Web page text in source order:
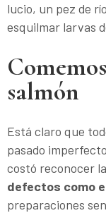
lucio, un pez de
esquilmar larvas
salmón
Está claro que
pasado
costó reconocer la
defectos como
preparaciones